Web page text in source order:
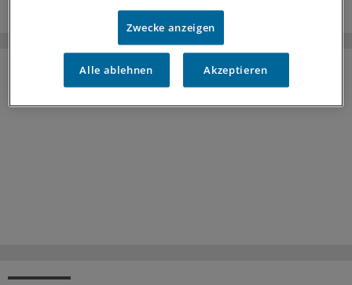
Zwecke anzeigen
Alle ablehnen Akzeptieren